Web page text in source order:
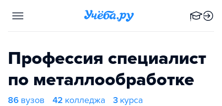
Профессия специалист
по металлообработке
86 вузов 42 колледжа 3 курса